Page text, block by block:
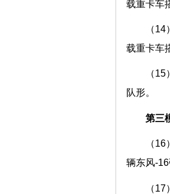
载重卡车
（
载重卡车
（
队形。
第三
（
辆东风-
（